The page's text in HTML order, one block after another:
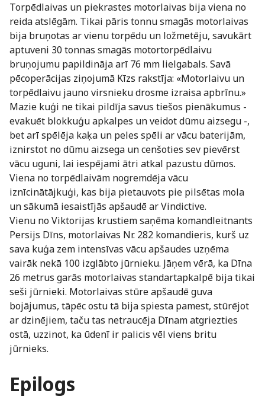
Torpēdlaivas un piekrastes motorlaivas bija viena no
reida atslēgām. Tikai pāris tonnu smagās motorlaivas
bija bruņotas ar vienu torpēdu un ložmetēju, savukārt
aptuveni 30 tonnas smagās motortorpēdlaivu
bruņojumu papildināja arī 76 mm lielgabals. Savā
pēcoperācijas ziņojumā Kīzs rakstīja: «Motorlaivu un
torpēdlaivu jauno virsnieku drosme izraisa apbrīnu.»
Mazie kuģi ne tikai pildīja savus tiešos pienākumus -
evakuēt blokkuģu apkalpes un veidot dūmu aizsegu -,
bet arī spēlēja kaķa un peles spēli ar vācu baterijām,
iznirstot no dūmu aizsega un cenšoties sev pievērst
vācu uguni, lai iespējami ātri atkal pazustu dūmos.
Viena no torpēdlaivām nogremdēja vācu
iznīcinātājkuģi, kas bija pietauvots pie pilsētas mola
un sākumā iesaistījās apšaudē ar Vindictive.
Vienu no Viktorijas krustiem saņēma komandleitnants
Persijs Dīns, motorlaivas Nr. 282 komandieris, kurš uz
sava kuģa zem intensīvas vācu apšaudes uzņēma
vairāk nekā 100 izglābto jūrnieku. Jāņem vērā, ka Dīna
26 metrus garās motorlaivas standartapkalpē bija tikai
seši jūrnieki. Motorlaivas stūre apšaudē guva
bojājumus, tāpēc ostu tā bija spiesta pamest, stūrējot
ar dzinējiem, taču tas netraucēja Dīnam atgriezties
ostā, uzzinot, ka ūdenī ir palicis vēl viens britu
jūrnieks.
Epilogs